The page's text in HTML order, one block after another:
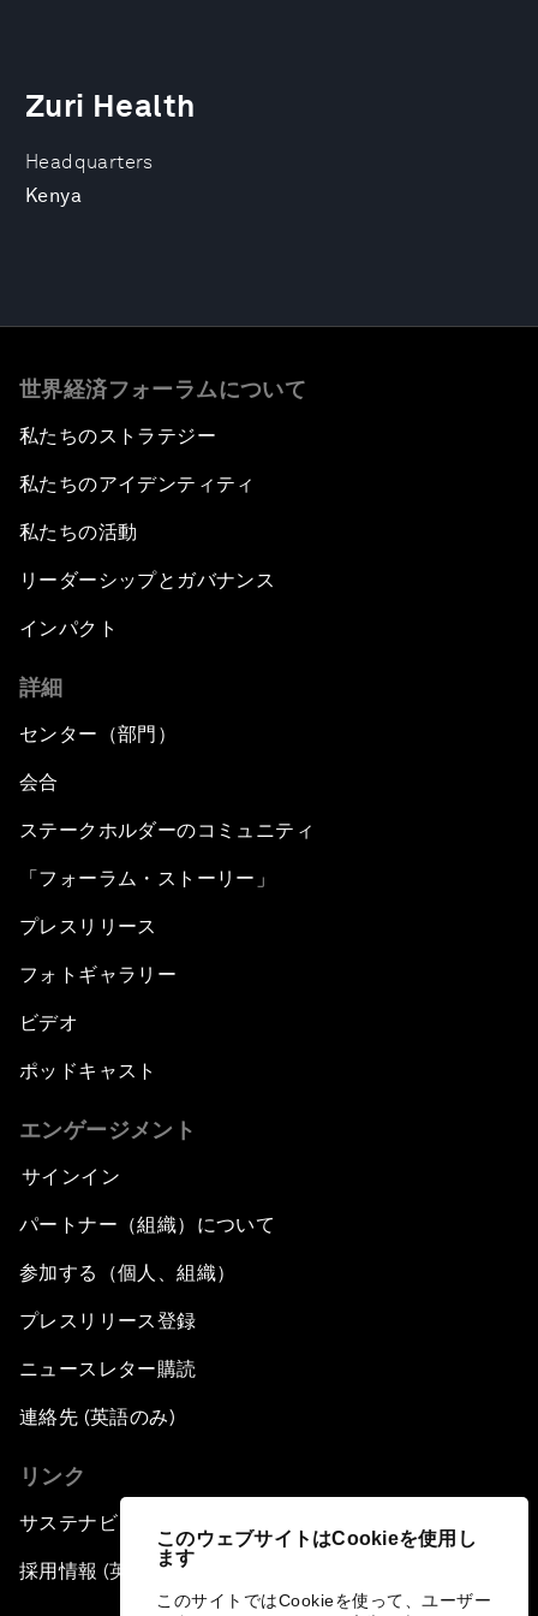
このウェブサイトはCookieを使用し
ます
このサイトではCookieを使って、ユーザー
Headquarters
Kenya
Zuri Health
世界経済フォーラムについて
私たちのストラテジー
私たちのアイデンティティ
私たちの活動
リーダーシップとガバナンス
インパクト
詳細
センター（部門）
会合
ステークホルダーのコミュニティ
「フォーラム・ストーリー」
プレスリリース
フォトギャラリー
ビデオ
ポッドキャスト
エンゲージメント
サインイン
パートナー（組織）について
参加する（個人、組織）
プレスリリース登録
ニュースレター購読
連絡先 (英語のみ)
リンク
サステナビリティへの取り組み
採用情報 (英語のみ)